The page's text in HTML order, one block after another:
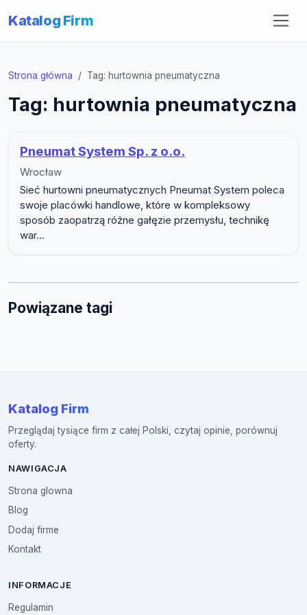
Katalog Firm
Strona główna Tag: hurtownia pneumatyczna
Tag: hurtownia pneumatyczna
Pneumat System Sp. z o.o.
Wrocław
Sieć hurtowni pneumatycznych Pneumat System poleca
swoje placówki handlowe, które w kompleksowy
sposób zaopatrzą różne gałęzie przemysłu, technikę
war...
Powiązane tagi
Katalog Firm
Przeglądaj tysiące firm z całej Polski, czytaj opinie, porównuj
oferty.
NAWIGACJA
Strona glowna
Blog
Dodaj firme
Kontakt
INFORMACJE
Regulamin